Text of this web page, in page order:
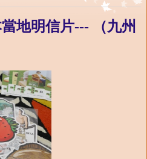
地明信片--- （九州